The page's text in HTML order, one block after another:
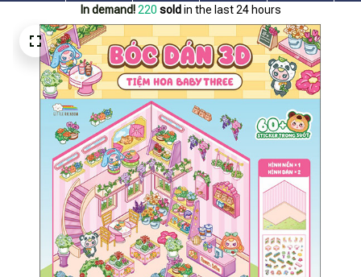
In demand! 221 sold in the last 24 hours